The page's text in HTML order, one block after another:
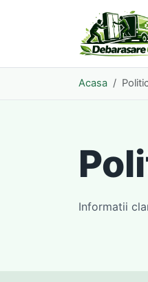
Acasa
Informatii